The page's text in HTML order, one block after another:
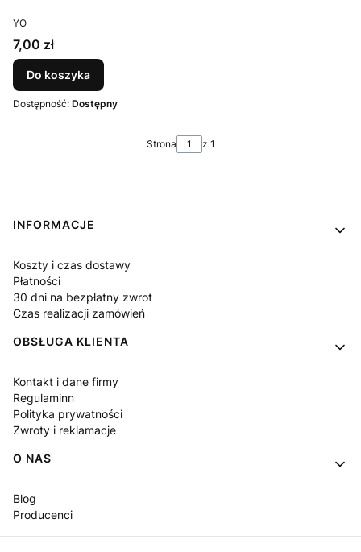
PRODUCENT
YO
Cena
7,00 zł
Do koszyka
Dostępność: Dostępny
Strona z 1
Linki w stopce
INFORMACJE
Koszty i czas dostawy
Płatności
30 dni na bezpłatny zwrot
Czas realizacji zamówień
OBSŁUGA KLIENTA
Kontakt i dane firmy
Regulaminn
Polityka prywatności
Zwroty i reklamacje
O NAS
Blog
Producenci